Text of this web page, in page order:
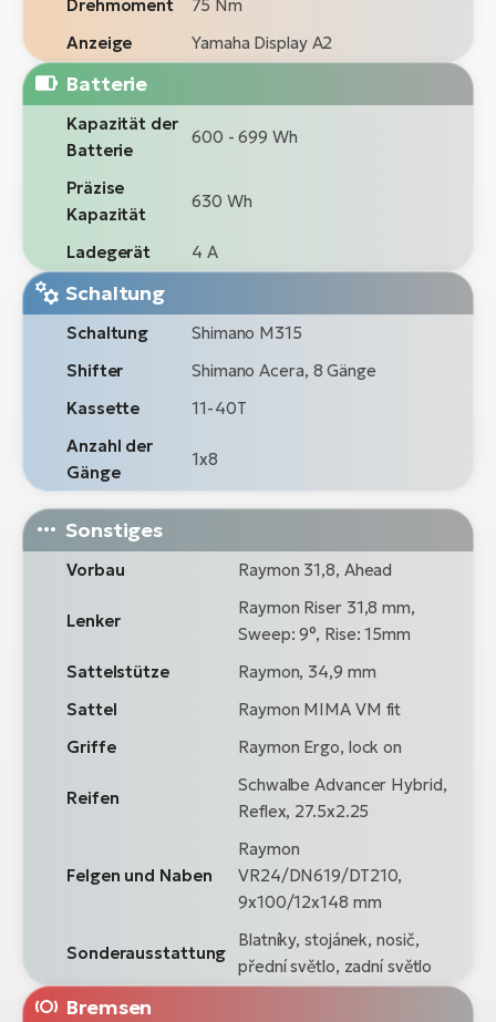
Drehmoment
75 Nm
Anzeige
Yamaha Display A2
Batterie
Kapazität der
Batterie
600 - 699 Wh
Präzise
Kapazität
630 Wh
Ladegerät 4 A
Schaltung
Schaltung
Shimano M315
Shifter
Shimano Acera, 8 Gänge
Kassette
11-40T
Anzahl der
Gänge
1x8
Sonstiges
Vorbau Raymon 31,8, Ahead
Lenker
Raymon Riser 31,8 mm,
Sweep: 9°, Rise: 15mm
Sattelstütze
Raymon, 34,9 mm
Sattel
Raymon MIMA VM fit
Griffe
Raymon Ergo, lock on
Reifen
Schwalbe Advancer Hybrid,
Reflex, 27.5x2.25
Felgen und Naben
Raymon
VR24/DN619/DT210,
9x100/12x148 mm
Sonderausstattung
Blatníky, stojánek, nosič,
přední světlo, zadní světlo
Bremsen